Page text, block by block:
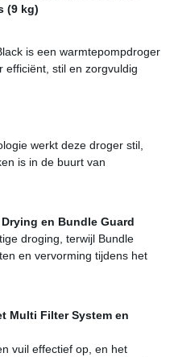
(9 kg)
is een warmtepompdroger
efficiënt, stil en zorgvuldig
werkt deze droger stil,
is in de buurt van
en Bundle Guard
droging, terwijl Bundle
en vervorming tijdens het
Multi Filter System en
vuil effectief op, en het